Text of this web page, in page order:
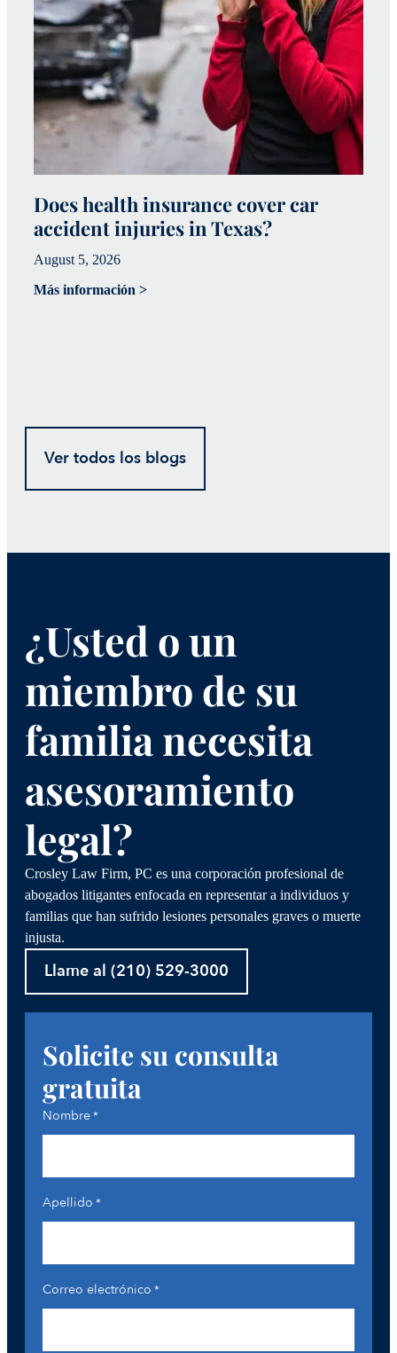
Does health insurance cover car
accident injuries in Texas?
August 5, 2026
Más información >
Ver todos los blogs
¿Usted o un
miembro de su
familia necesita
asesoramiento
legal?
Crosley Law Firm, PC es una corporación profesional de
abogados litigantes enfocada en representar a individuos y
familias que han sufrido lesiones personales graves o muerte
injusta.
Llame al (210) 529-3000
Solicite su consulta
gratuita
Nombre*
Apellido *
Correo electrónico *